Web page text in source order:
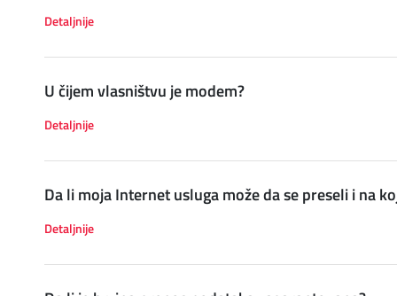
Detaljnije
U čijem vlasništvu je modem?
Detaljnije
Da li moja Internet usluga može da se preseli i na
Detaljnije